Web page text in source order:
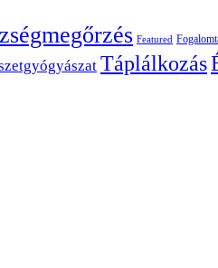
Featured
Táplálkozás